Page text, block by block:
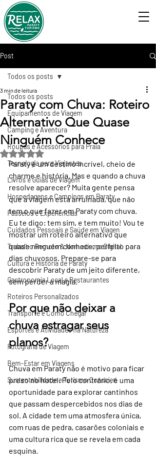
Post
Todos os posts
Equipamentos de Viagem
Camping e Aventura
Roupas e Acessórios para Praia
Tecnologia para Viajantes
Livros e Guias de Viagem
Hospedagens e Campings em Paraty
Passeios e Experiências
Cuidados Pessoais e Saúde em Viagen
Trabalho Remoto & Nomadismo Digital
Cultura e História de Paraty
Gastronomia Local e Restaurantes
Roteiros Personalizados
Transporte e Como Chegar
Esportes e Atividades na Natureza
Fotografia de Viagem
Bem-Estar em Viagens
Sustentabilidade e Turismo Conscien
Todos os posts
Paraty com Chuva: Roteiro
Alternativo Que Quase
Ninguém Conhece
3 min de leitura
Avaliado com NaN de 5 estrelas.
Paraty é um destino incrível, cheio de
charme e história. Mas e quando a chuva
resolve aparecer? Muita gente pensa
que a viagem está arruinada, que não
tem o que fazer em Paraty com chuva.
Eu te digo: tem sim, e tem muito! Vou te
mostrar um roteiro alternativo que
quase ninguém conhece, perfeito para
dias chuvosos. Prepare-se para
descobrir Paraty de um jeito diferente,
sem perder a magia.
Por que não deixar a
chuva estragar seus
planos?
Chuva em Paraty não é motivo para ficar
preso no hotel. Pelo contrário, é uma
oportunidade para explorar cantinhos
que passam despercebidos nos dias de
sol. A cidade tem uma atmosfera única,
com ruas de pedra, casarões coloniais e
uma cultura rica que se revela em cada
esquina.